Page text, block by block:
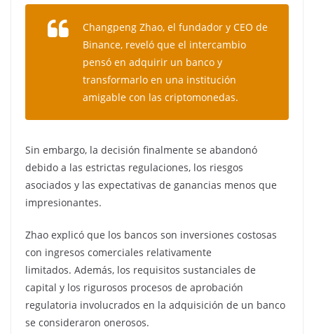
Changpeng Zhao, el fundador y CEO de
Binance, reveló que el intercambio
pensó en adquirir un banco y
transformarlo en una institución
amigable con las criptomonedas.
Sin embargo, la decisión finalmente se abandonó
debido a las estrictas regulaciones, los riesgos
asociados y las expectativas de ganancias menos que
impresionantes.
Zhao explicó que los bancos son inversiones costosas
con ingresos comerciales relativamente
limitados. Además, los requisitos sustanciales de
capital y los rigurosos procesos de aprobación
regulatoria involucrados en la adquisición de un banco
se consideraron onerosos.